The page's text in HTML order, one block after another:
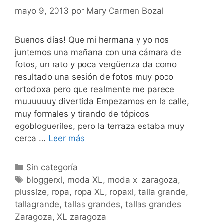
mayo 9, 2013 por Mary Carmen Bozal
Buenos días! Que mi hermana y yo nos
juntemos una mañana con una cámara de
fotos, un rato y poca vergüenza da como
resultado una sesión de fotos muy poco
ortodoxa pero que realmente me parece
muuuuuuy divertida Empezamos en la calle,
muy formales y tirando de tópicos
egoblogueriles, pero la terraza estaba muy
cerca … Leer más
Categorías
Sin categoría
Etiquetas
bloggerxl, moda XL, moda xl zaragoza,
plussize, ropa, ropa XL, ropaxl, talla grande,
tallagrande, tallas grandes, tallas grandes
Zaragoza, XL zaragoza